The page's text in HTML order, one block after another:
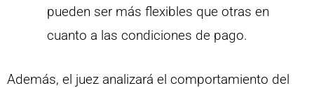
pueden ser más flexibles que otras en
cuanto a las condiciones de pago.
Además, el juez analizará el comportamiento del